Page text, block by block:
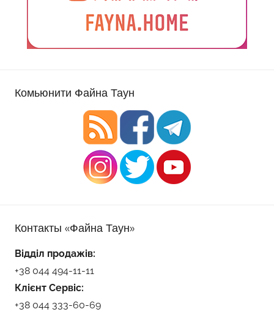
Комьюнити Файна Таун
Контакты «Файна Таун»
Відділ продажів:
+38 044 494-11-11
Клієнт Сервіс:
+38 044 333-60-69